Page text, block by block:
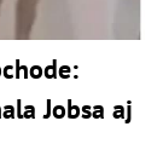
Jobsa aj